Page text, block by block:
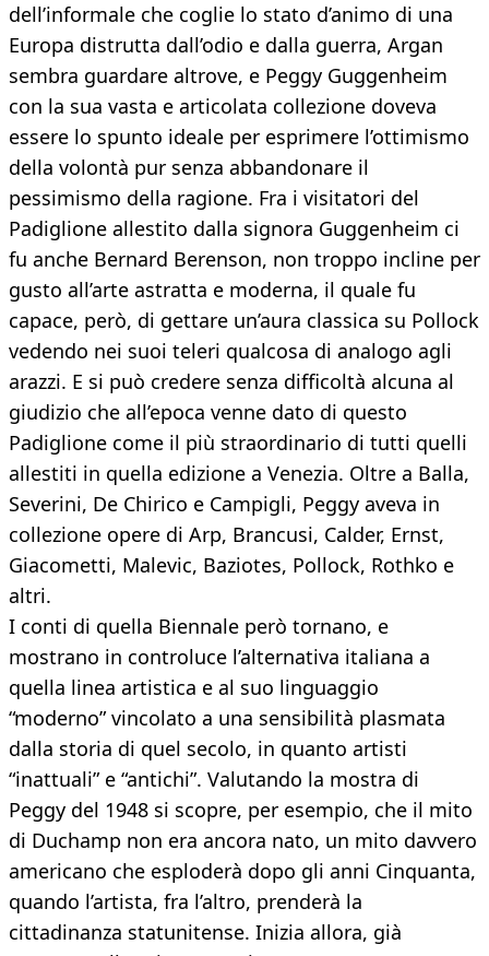
dell’informale che coglie lo stato d’animo di una
Europa distrutta dall’odio e dalla guerra, Argan
sembra guardare altrove, e Peggy Guggenheim
con la sua vasta e articolata collezione doveva
essere lo spunto ideale per esprimere l’ottimismo
della volontà pur senza abbandonare il
pessimismo della ragione. Fra i visitatori del
Padiglione allestito dalla signora Guggenheim ci
fu anche Bernard Berenson, non troppo incline per
gusto all’arte astratta e moderna, il quale fu
capace, però, di gettare un’aura classica su Pollock
vedendo nei suoi teleri qualcosa di analogo agli
arazzi. E si può credere senza difficoltà alcuna al
giudizio che all’epoca venne dato di questo
Padiglione come il più straordinario di tutti quelli
allestiti in quella edizione a Venezia. Oltre a Balla,
Severini, De Chirico e Campigli, Peggy aveva in
collezione opere di Arp, Brancusi, Calder, Ernst,
Giacometti, Malevic, Baziotes, Pollock, Rothko e
altri.
I conti di quella Biennale però tornano, e
mostrano in controluce l’alternativa italiana a
quella linea artistica e al suo linguaggio
“moderno” vincolato a una sensibilità plasmata
dalla storia di quel secolo, in quanto artisti
“inattuali” e “antichi”. Valutando la mostra di
Peggy del 1948 si scopre, per esempio, che il mito
di Duchamp non era ancora nato, un mito davvero
americano che esploderà dopo gli anni Cinquanta,
quando l’artista, fra l’altro, prenderà la
cittadinanza statunitense. Inizia allora, già